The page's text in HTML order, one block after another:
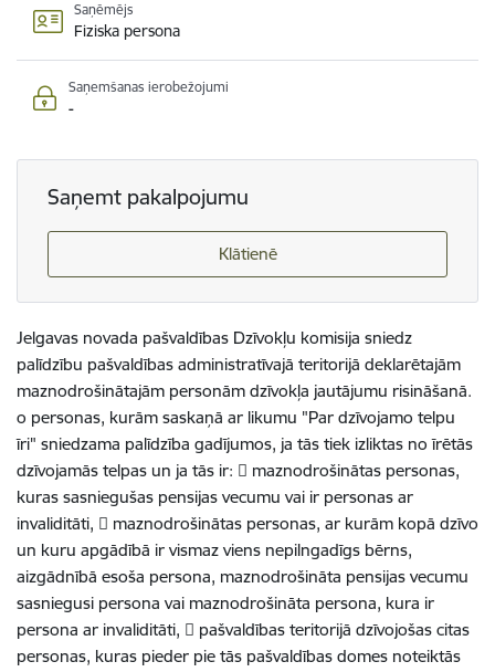
Saņēmējs
Fiziska persona
Saņemšanas ierobežojumi
-
Saņemt pakalpojumu
Klātienē
Jelgavas novada pašvaldības Dzīvokļu komisija sniedz
palīdzību pašvaldības administratīvajā teritorijā deklarētajām
maznodrošinātajām personām dzīvokļa jautājumu risināšanā.
o personas, kurām saskaņā ar likumu "Par dzīvojamo telpu
īri" sniedzama palīdzība gadījumos, ja tās tiek izliktas no īrētās
dzīvojamās telpas un ja tās ir:  maznodrošinātas personas,
kuras sasniegušas pensijas vecumu vai ir personas ar
invaliditāti,  maznodrošinātas personas, ar kurām kopā dzīvo
un kuru apgādībā ir vismaz viens nepilngadīgs bērns,
aizgādnībā esoša persona, maznodrošināta pensijas vecumu
sasniegusi persona vai maznodrošināta persona, kura ir
persona ar invaliditāti,  pašvaldības teritorijā dzīvojošas citas
personas, kuras pieder pie tās pašvaldības domes noteiktās